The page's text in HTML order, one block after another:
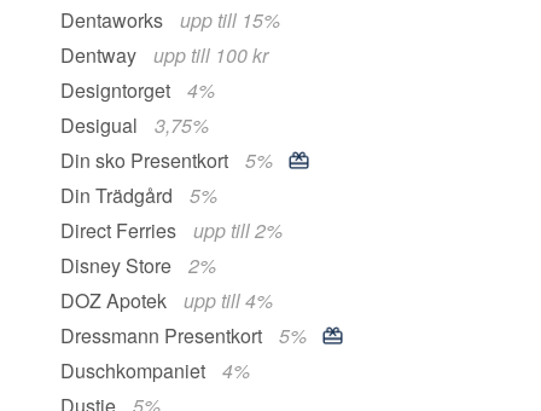
Dentaworks
upp till 15%
Dentway
upp till 100 kr
Designtorget
4%
Desigual
3,75%
Din sko Presentkort
5%
Din Trädgård
5%
Direct Ferries
upp till 2%
Disney Store
2%
DOZ Apotek
upp till 4%
Dressmann Presentkort
5%
Duschkompaniet
4%